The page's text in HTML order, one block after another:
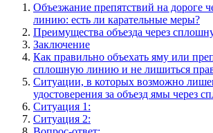
Объезжание препятствий на дороге
линию: есть ли карательные меры?
Преимущества объезда через
Заключение
Как правильно объехать яму или
сплошную линию и не лишиться
Ситуации, в которых возможно
удостоверения за объезд ямы через
Ситуация 1:
Ситуация 2: